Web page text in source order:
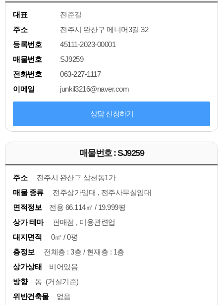
대표
전준길
주소
전주시 완산구 메너머3길 32
등록번호
45111-2023-00001
매물번호
SJ9259
전화번호
063-227-1117
이메일
junkil3216@naver.com
상담 신청하기
매물번호 : SJ9259
주소
전주시 완산구 삼천동1가
매물 종류
전주상가임대 , 전주사무실임대
면적정보
전용 66.114㎡ / 19.999평
상가 테마
판매점 , 미용관련업
대지면적
0㎡ / 0평
층정보
전체층 : 3층 / 현재층 : 1층
상가상태
비어있음
방향
동 (거실기준)
위반건축물
없음